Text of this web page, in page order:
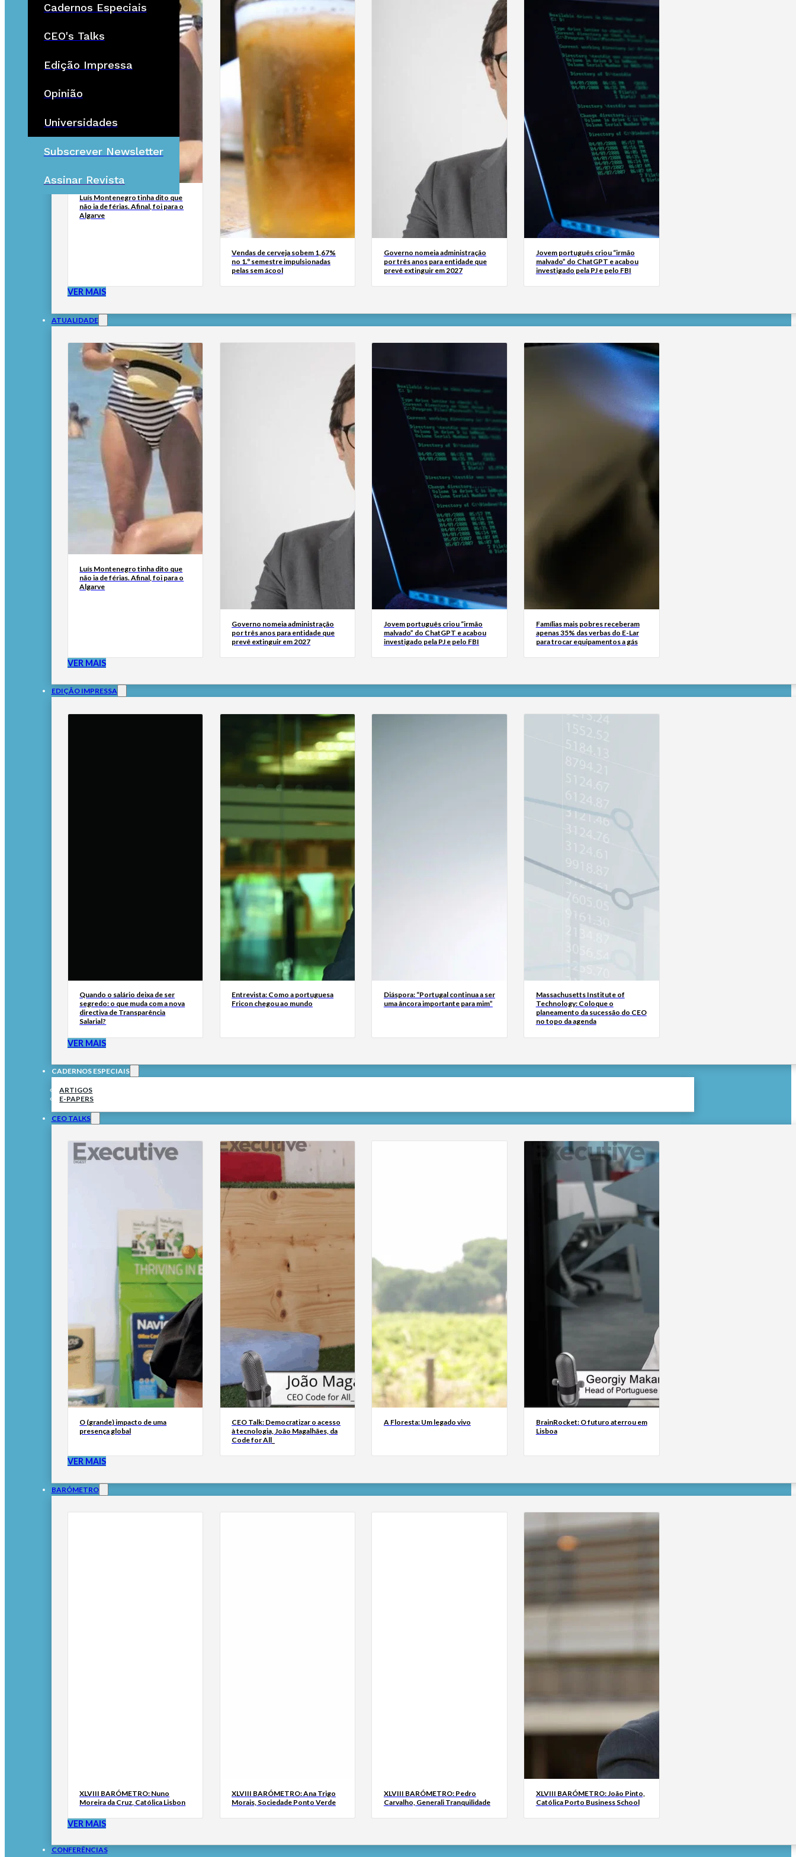
Cadernos Especiais
CEO's Talks
Edição Impressa
Opinião
Universidades
Subscrever Newsletter
Assinar Revista
Luís Montenegro tinha dito que
não ia de férias. Afinal, foi para o
Algarve
Vendas de cerveja sobem 1,67%
no 1.º semestre impulsionadas
pelas sem ácool
Governo nomeia administração
por três anos para entidade que
prevê extinguir em 2027
Jovem português criou “irmão
malvado” do ChatGPT e acabou
investigado pela PJ e pelo FBI
VER MAIS
ATUALIDADE
Luís Montenegro tinha dito que
não ia de férias. Afinal, foi para o
Algarve
Governo nomeia administração
por três anos para entidade que
prevê extinguir em 2027
Jovem português criou “irmão
malvado” do ChatGPT e acabou
investigado pela PJ e pelo FBI
Famílias mais pobres receberam
apenas 35% das verbas do E-Lar
para trocar equipamentos a gás
VER MAIS
EDIÇÃO IMPRESSA
Quando o salário deixa de ser
segredo: o que muda com a nova
directiva de Transparência
Salarial?
Entrevista: Como a portuguesa
Fricon chegou ao mundo
Diáspora: “Portugal continua a ser
uma âncora importante para mim”
Massachusetts Institute of
Technology: Coloque o
planeamento da sucessão do CEO
no topo da agenda
VER MAIS
CADERNOS ESPECIAIS
ARTIGOS
E-PAPERS
CEO TALKS
O (grande) impacto de uma
presença global
CEO Talk: Democratizar o acesso
à tecnologia, João Magalhães, da
Code for All_
A Floresta: Um legado vivo
BrainRocket: O futuro aterrou em
Lisboa
VER MAIS
BARÓMETRO
XLVIII BARÓMETRO: Nuno
Moreira da Cruz, Católica Lisbon
XLVIII BARÓMETRO: Ana Trigo
Morais, Sociedade Ponto Verde
XLVIII BARÓMETRO: Pedro
Carvalho, Generali Tranquilidade
XLVIII BARÓMETRO: João Pinto,
Católica Porto Business School
VER MAIS
CONFERÊNCIAS